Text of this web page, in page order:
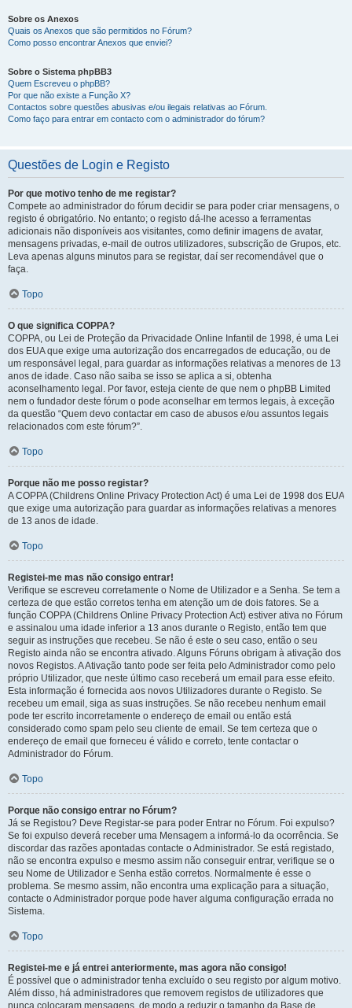
Sobre os Anexos
Quais os Anexos que são permitidos no Fórum?
Como posso encontrar Anexos que enviei?
Sobre o Sistema phpBB3
Quem Escreveu o phpBB?
Por que não existe a Função X?
Contactos sobre questões abusivas e/ou ilegais relativas ao Fórum.
Como faço para entrar em contacto com o administrador do fórum?
Questões de Login e Registo
Por que motivo tenho de me registar?
Compete ao administrador do fórum decidir se para poder criar mensagens, o
registo é obrigatório. No entanto; o registo dá-lhe acesso a ferramentas
adicionais não disponíveis aos visitantes, como definir imagens de avatar,
mensagens privadas, e-mail de outros utilizadores, subscrição de Grupos, etc.
Leva apenas alguns minutos para se registar, daí ser recomendável que o
faça.
Topo
O que significa COPPA?
COPPA, ou Lei de Proteção da Privacidade Online Infantil de 1998, é uma Lei
dos EUA que exige uma autorização dos encarregados de educação, ou de
um responsável legal, para guardar as informações relativas a menores de 13
anos de idade. Caso não saiba se isso se aplica a si, obtenha
aconselhamento legal. Por favor, esteja ciente de que nem o phpBB Limited
nem o fundador deste fórum o pode aconselhar em termos legais, à exceção
da questão “Quem devo contactar em caso de abusos e/ou assuntos legais
relacionados com este fórum?”.
Topo
Porque não me posso registar?
A COPPA (Childrens Online Privacy Protection Act) é uma Lei de 1998 dos EUA
que exige uma autorização para guardar as informações relativas a menores
de 13 anos de idade.
Topo
Registei-me mas não consigo entrar!
Verifique se escreveu corretamente o Nome de Utilizador e a Senha. Se tem a
certeza de que estão corretos tenha em atenção um de dois fatores. Se a
função COPPA (Childrens Online Privacy Protection Act) estiver ativa no Fórum
e assinalou uma idade inferior a 13 anos durante o Registo, então tem que
seguir as instruções que recebeu. Se não é este o seu caso, então o seu
Registo ainda não se encontra ativado. Alguns Fóruns obrigam à ativação dos
novos Registos. A Ativação tanto pode ser feita pelo Administrador como pelo
próprio Utilizador, que neste último caso receberá um email para esse efeito.
Esta informação é fornecida aos novos Utilizadores durante o Registo. Se
recebeu um email, siga as suas instruções. Se não recebeu nenhum email
pode ter escrito incorretamente o endereço de email ou então está
considerado como spam pelo seu cliente de email. Se tem certeza que o
endereço de email que forneceu é válido e correto, tente contactar o
Administrador do Fórum.
Topo
Porque não consigo entrar no Fórum?
Já se Registou? Deve Registar-se para poder Entrar no Fórum. Foi expulso?
Se foi expulso deverá receber uma Mensagem a informá-lo da ocorrência. Se
discordar das razões apontadas contacte o Administrador. Se está registado,
não se encontra expulso e mesmo assim não conseguir entrar, verifique se o
seu Nome de Utilizador e Senha estão corretos. Normalmente é esse o
problema. Se mesmo assim, não encontra uma explicação para a situação,
contacte o Administrador porque pode haver alguma configuração errada no
Sistema.
Topo
Registei-me e já entrei anteriormente, mas agora não consigo!
É possível que o administrador tenha excluído o seu registo por algum motivo.
Além disso, há administradores que removem registos de utilizadores que
nunca colocaram mensagens, de modo a reduzir o tamanho da Base de